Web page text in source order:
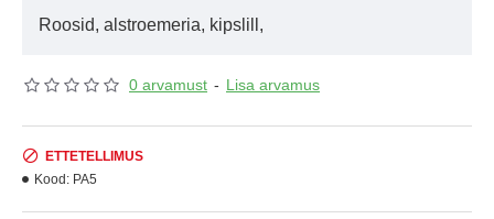
Roosid, alstroemeria, kipslill,
0 arvamust - Lisa arvamus
ETTETELLIMUS
Kood: PA5